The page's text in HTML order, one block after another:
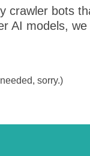
crawler bots
AI models,
sorry.)